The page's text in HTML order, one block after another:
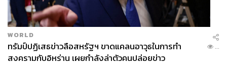
WORLD
ทรัมป์ปฏิเสธข่าวลือสหรัฐฯ ขาดแคลนอาวุธในการทำ
สงครามกับอิหร่าน เผยกำลังล่าตัวคนปล่อยข่าว
...